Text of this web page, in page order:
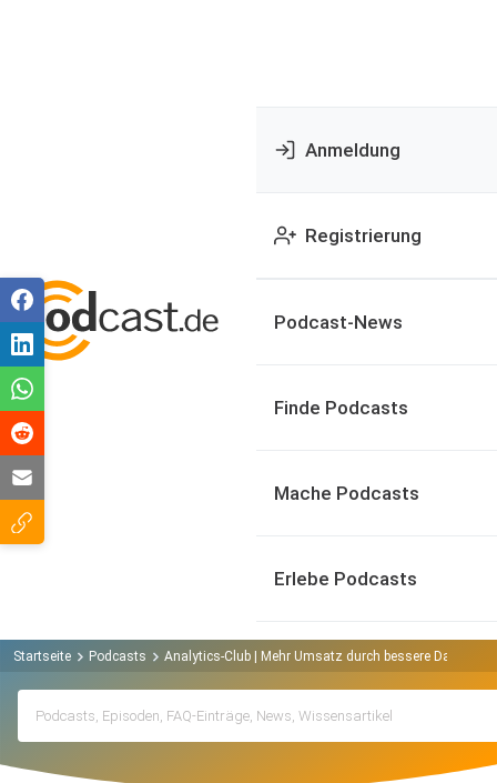
Anmeldung
Registrierung
Podcast-News
Finde Podcasts
Mache Podcasts
Erlebe Podcasts
Startseite Podcasts Analytics-Club | Mehr Umsatz durch bessere Daten